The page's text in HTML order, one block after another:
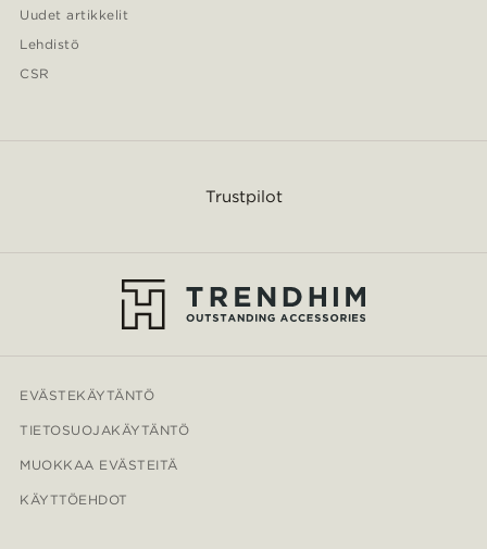
Uudet artikkelit
Lehdistö
CSR
Trustpilot
EVÄSTEKÄYTÄNTÖ
TIETOSUOJAKÄYTÄNTÖ
MUOKKAA EVÄSTEITÄ
KÄYTTÖEHDOT